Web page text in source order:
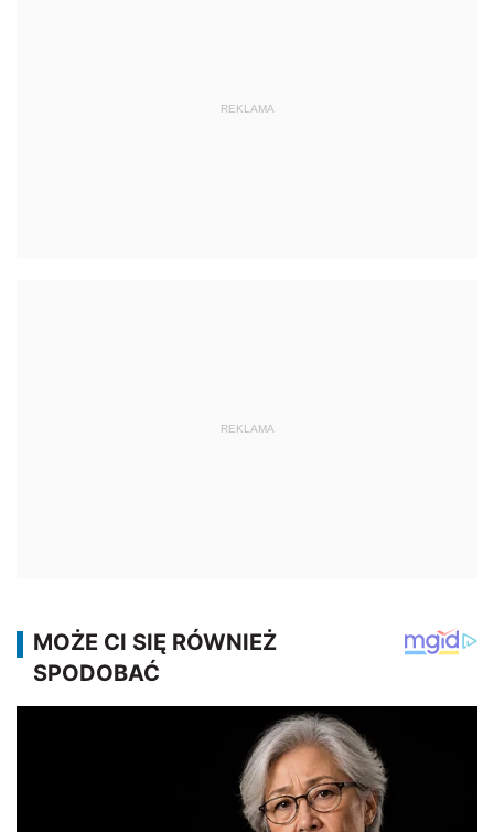
REKLAMA
REKLAMA